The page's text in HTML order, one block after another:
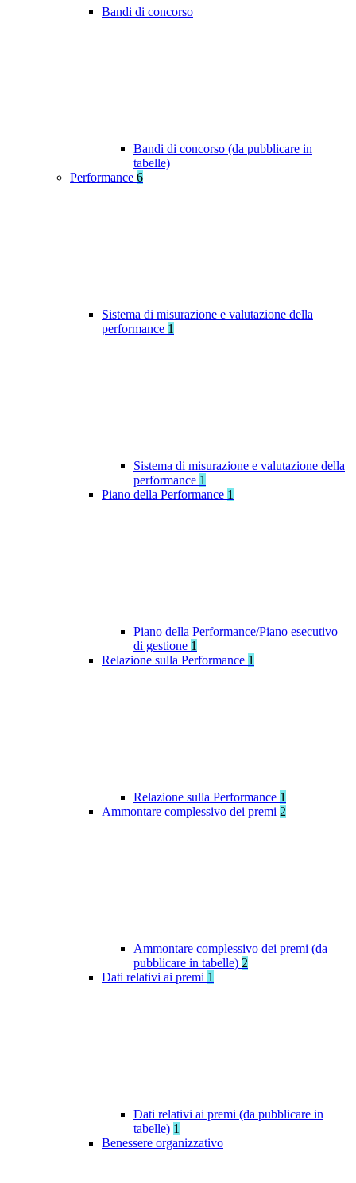
Bandi di concorso
Bandi di concorso (da pubblicare in
tabelle)
Performance 6
Sistema di misurazione e valutazione della
performance 1
Sistema di misurazione e valutazione della
performance 1
Piano della Performance 1
Piano della Performance/Piano esecutivo
di gestione 1
Relazione sulla Performance 1
Relazione sulla Performance 1
Ammontare complessivo dei premi 2
Ammontare complessivo dei premi (da
pubblicare in tabelle) 2
Dati relativi ai premi 1
Dati relativi ai premi (da pubblicare in
tabelle) 1
Benessere organizzativo